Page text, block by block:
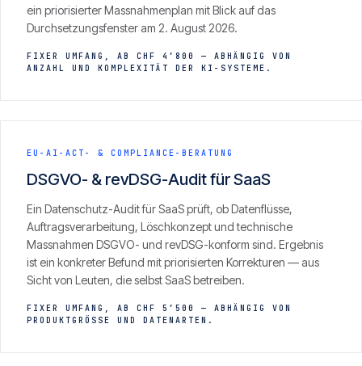
Kontakt
Get in touch
CONTACT
info@innopulse.io +41 79 508 28 06
ein priorisierter Massnahmenplan mit Blick auf das
Durchsetzungsfenster am 2. August 2026.
FIXER UMFANG, AB CHF 4’800 — ABHÄNGIG VON
ANZAHL UND KOMPLEXITÄT DER KI-SYSTEME.
EU-AI-ACT- & COMPLIANCE-BERATUNG
DSGVO- & revDSG-Audit für SaaS
Ein Datenschutz-Audit für SaaS prüft, ob Datenflüsse,
Auftragsverarbeitung, Löschkonzept und technische
Massnahmen DSGVO- und revDSG-konform sind. Ergebnis
ist ein konkreter Befund mit priorisierten Korrekturen — aus
Sicht von Leuten, die selbst SaaS betreiben.
FIXER UMFANG, AB CHF 5’500 — ABHÄNGIG VON
PRODUKTGRÖSSE UND DATENARTEN.